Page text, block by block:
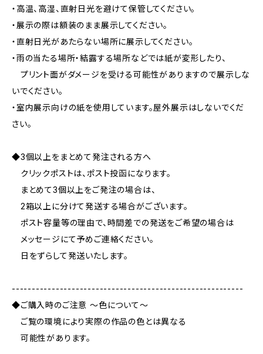
・高温、高湿、直射日光を避けて保管してください。
・展示の際は額装のまま展示してください。
・直射日光があたらない場所に展示してください。
・雨の当たる場所・結露する場所などでは紙が変形したり、
プリント面がダメージを受ける可能性がありますので展示しな
いでください。
・室内展示向けの紙を使用しています。屋外展示はしないでくだ
さい。
◆3個以上をまとめて発注される方へ
クリックポストは、ポスト投函になります。
まとめて3個以上をご発注の場合は、
2箱以上に分けて発送する場合がございます。
ポスト容量等の理由で、時間差での発送をご希望の場合は
メッセージにて予めご連絡ください。
日をずらして発送いたします。
----------------------------------------------------------
◆ご購入時のご注意 ～色について～
ご覧の環境により実際の作品の色とは異なる
可能性があります。